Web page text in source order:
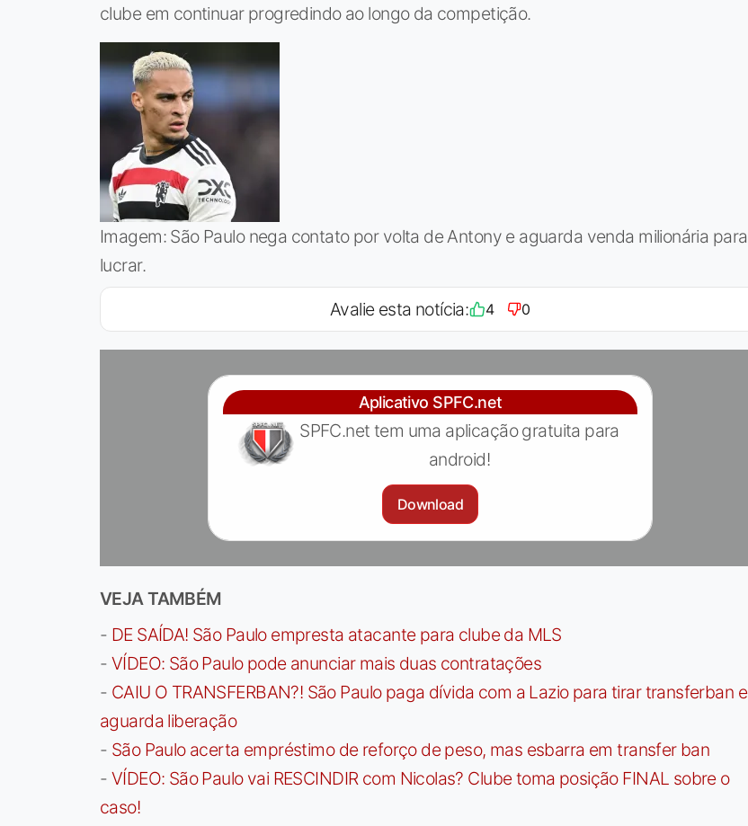
clube em continuar progredindo ao longo da competição.
Imagem: São Paulo nega contato por volta de Antony e aguarda venda milionária para
lucrar.
Avalie esta notícia: 4 0
Aplicativo SPFC.net
SPFC.net tem uma aplicação gratuita para
android!
Download
VEJA TAMBÉM
- DE SAÍDA! São Paulo empresta atacante para clube da MLS
- VÍDEO: São Paulo pode anunciar mais duas contratações
- CAIU O TRANSFERBAN?! São Paulo paga dívida com a Lazio para tirar transferban e
aguarda liberação
- São Paulo acerta empréstimo de reforço de peso, mas esbarra em transfer ban
- VÍDEO: São Paulo vai RESCINDIR com Nicolas? Clube toma posição FINAL sobre o
caso!